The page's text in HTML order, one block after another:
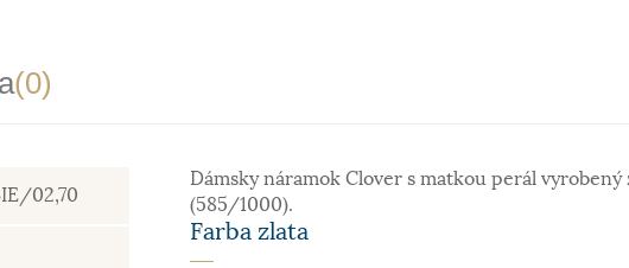
(0)
02,70
Dámsky náramok Clover s matkou perál
(585/1000).
Farba zlata